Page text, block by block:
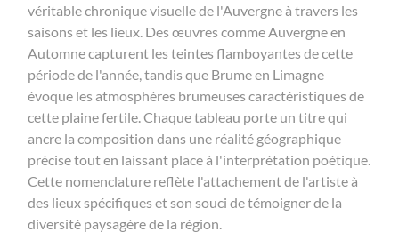
véritable chronique visuelle de l'Auvergne à travers les
saisons et les lieux. Des œuvres comme Auvergne en
Automne capturent les teintes flamboyantes de cette
période de l'année, tandis que Brume en Limagne
évoque les atmosphères brumeuses caractéristiques de
cette plaine fertile. Chaque tableau porte un titre qui
ancre la composition dans une réalité géographique
précise tout en laissant place à l'interprétation poétique.
Cette nomenclature reflète l'attachement de l'artiste à
des lieux spécifiques et son souci de témoigner de la
diversité paysagère de la région.